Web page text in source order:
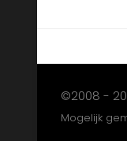
©2008 -
Mogelijk